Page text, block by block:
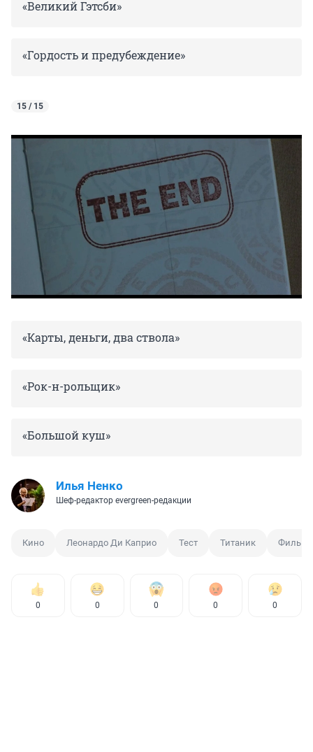
«Великий Гэтсби»
«Гордость и предубеждение»
15 / 15
«Карты, деньги, два ствола»
«Рок-н-рольщик»
«Большой куш»
Илья Ненко
Шеф-редактор evergreen-редакции
Кино Леонардо Ди Каприо Тест Титаник Фильм
0 0 0 0 0